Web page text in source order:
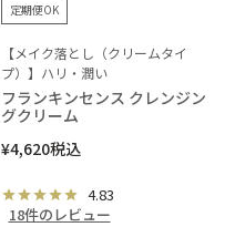
定期便OK
【メイク落とし（クリームタイ
プ）】ハリ・潤い
フランキンセンス クレンジン
グクリーム
¥4,620税込
4.83
18件のレビュー